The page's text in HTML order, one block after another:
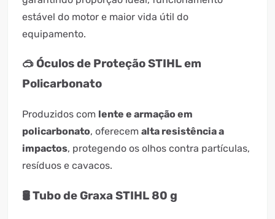
estável do motor e maior vida útil do
equipamento.
🥽 Óculos de Proteção STIHL em
Policarbonato
Produzidos com lente e armação em
policarbonato, oferecem alta resistência a
impactos, protegendo os olhos contra partículas,
resíduos e cavacos.
🛢️ Tubo de Graxa STIHL 80 g